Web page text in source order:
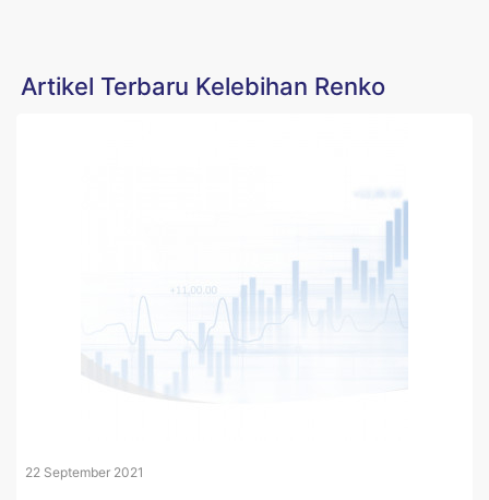
Artikel Terbaru Kelebihan Renko
22 September 2021